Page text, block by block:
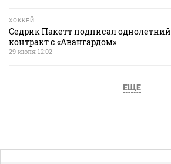
ХОККЕЙ
Седрик Пакетт подписал однолетний
контракт с «Авангардом»
29 июля 12:02
ЕЩЕ